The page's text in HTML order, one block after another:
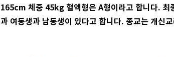
165cm 체중 45kg 혈액형은 A형이라고 합니다. 최
과 여동생과 남동생이 있다고 합니다. 종교는 개신